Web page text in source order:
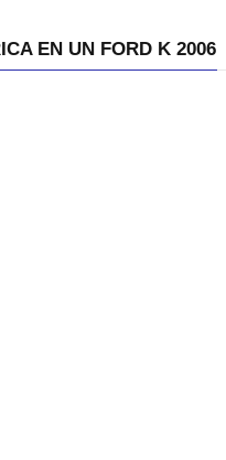
EN UN FORD K 2006